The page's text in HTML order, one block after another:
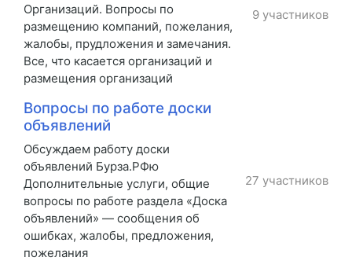
Организаций. Вопросы по
размещению компаний, пожелания,
жалобы, прудложения и замечания.
Все, что касается организаций и
размещения организаций
9 участников
Вопросы по работе доски
объявлений
Обсуждаем работу доски
объявлений Бурза.РФю
Дополнительные услуги, общие
вопросы по работе раздела «Доска
объявлений» — сообщения об
ошибках, жалобы, предложения,
пожелания
27 участников